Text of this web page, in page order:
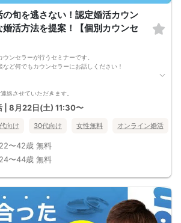
の旬を逃さない！認定婚活カウン
活方法を提案！【個別カウンセ
ンセラーが行うセミナーです。
ど何でもカウンセラーにお話しください！
絡させていただきます。
オミカレのメッセージ機能から必ずご連絡下さい。
進行をスムーズに行う為、スタッフの指示に従って
のイベントに参加できなくなる可能性があります。
ナー終了後発生したトラブルには一切関与いたしま
Japanese people only)
| 8月22日(土) 11:30〜
向け 30代向け 女性無料 オンライン婚活
22〜42歳 無料
24〜44歳 無料